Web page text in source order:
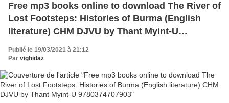
Free mp3 books online to download The River of
Lost Footsteps: Histories of Burma (English
literature) CHM DJVU by Thant Myint-U
Publié le 19/03/2021 à 21:12
Par vighidaz